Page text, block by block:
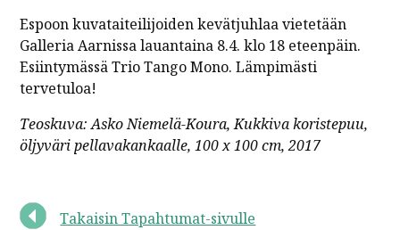
Espoon kuvataiteilijoiden kevätjuhlaa vietetään
Galleria Aarnissa lauantaina 8.4. klo 18 eteenpäin.
Esiintymässä Trio Tango Mono. Lämpimästi
tervetuloa!
Teoskuva: Asko Niemelä-Koura, Kukkiva koristepuu,
öljyväri pellavakankaalle, 100 x 100 cm, 2017
Takaisin Tapahtumat-sivulle